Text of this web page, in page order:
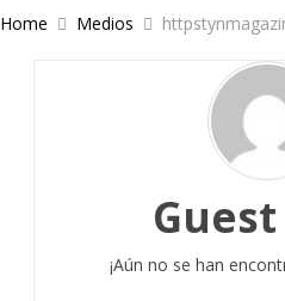
Home Medios
¡Aún no se han